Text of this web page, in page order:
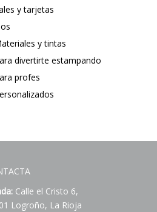
y tarjetas
y tintas
divertirte estampando
profes
Calle el Cristo 6,
Logroño, La Rioja